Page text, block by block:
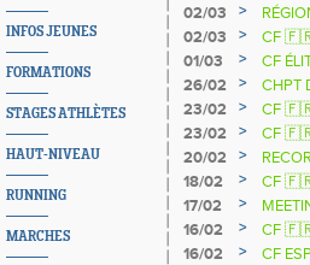
INFOS JEUNES
FORMATIONS
STAGES ATHLÈTES
HAUT-NIVEAU
RUNNING
MARCHES
02/03
>
02/03
>
CF 🇫🇷
01/03
>
CF
26/02
>
CHPT
23/02
>
CF 🇫🇷
23/02
>
CF 🇫🇷
20/02
>
18/02
>
CF 🇫🇷
17/02
>
16/02
>
CF 🇫🇷
16/02
>
CF